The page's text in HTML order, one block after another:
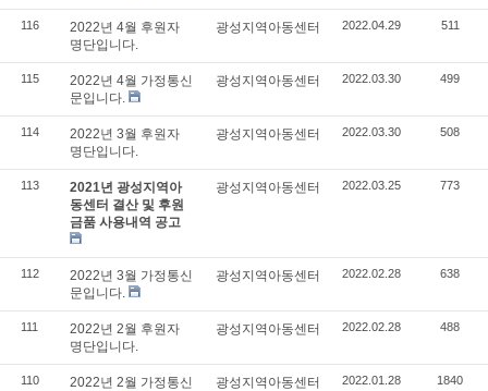
116
2022년 4월 후원자
명단입니다.
광성지역아동센터 2022.04.29 511
115
2022년 4월 가정통신
문입니다.
광성지역아동센터 2022.03.30 499
114
2022년 3월 후원자
명단입니다.
광성지역아동센터 2022.03.30 508
113
2021년 광성지역아
동센터 결산 및 후원
금품 사용내역 공고
광성지역아동센터 2022.03.25 773
112
2022년 3월 가정통신
문입니다.
광성지역아동센터 2022.02.28 638
111
2022년 2월 후원자
명단입니다.
광성지역아동센터 2022.02.28 488
110
2022년 2월 가정통신
광성지역아동센터 2022.01.28 1840